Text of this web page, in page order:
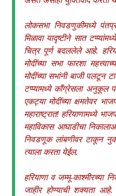
लोकसभा निवडणुकीमध्ये
मिळावा यादृष्टीने सात
चित्र पूर्ण बदललेले आहे.
मोदींच्या सभा फारशा
मोदींच्या सभांनी बाजी पलटून
टप्प्यामध्ये काँग्रेसला अनुकूल
एकट्या मोदींच्या क्षमतेवर
महाराष्ट्रात! हरियाणामध्ये
महाविकास आघाडीचा
निवडणूक लांबणीवर टाकून
त्याला करता येईल.
हरियाणा व जम्मू-काश्मीरच्या
जाहीर होण्याची शक्यता